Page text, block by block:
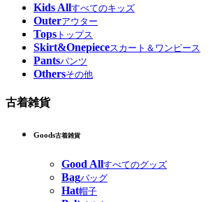
Kids Allすべてのキッズ
Outerアウター
Tops トップス
Skirt&Onepieceスカート＆ワンピース
Pantsパンツ
Othersその他
古着雑貨
Goods古着雑貨
Good Allすべてのグッズ
Bagバッグ
Hat帽子